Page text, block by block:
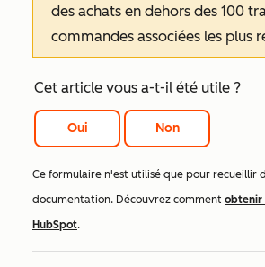
des achats en dehors des 100
commandes associées les plus
Cet article vous a-t-il été utile ?
Oui Non
Ce formulaire n'est utilisé que pour recueillir
documentation. Découvrez comment obtenir
HubSpot.